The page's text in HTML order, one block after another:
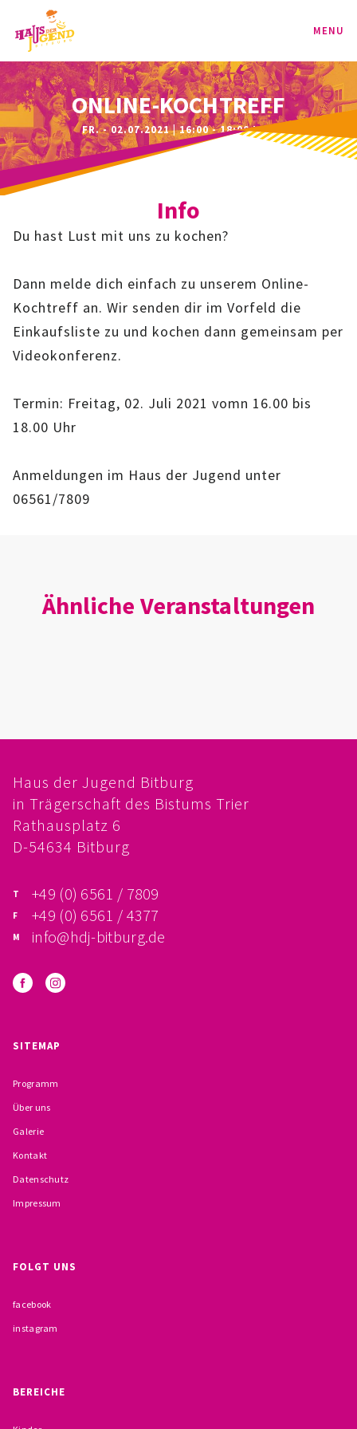
MENU
PROGRAMM
KINDER
JUGEND
BAG-CLASSIC
ROLLENSPIEL-AG
ÜBER UNS
FÖRDERVEREIN
PRAKTIKUM, FSJ
KONZEPTION
PRÄVENTION
INSTITUTIONELLES SCHUTZKONZEPT
VERHALTENSKODEX FÜR HAUPTAMTLICHE
ONLINE-KOCHTREFF
FR. - 02.07.2021 | 16:00 - 18:00 UHR
Info
Du hast Lust mit uns zu kochen?
Dann melde dich einfach zu unserem Online-
Kochtreff an. Wir senden dir im Vorfeld die
Einkaufsliste zu und kochen dann gemeinsam per
Videokonferenz.
Termin: Freitag, 02. Juli 2021 vomn 16.00 bis
18.00 Uhr
Anmeldungen im Haus der Jugend unter
06561/7809
Ähnliche Veranstaltungen
Haus der Jugend Bitburg
in Trägerschaft des Bistums Trier
Rathausplatz 6
D-54634 Bitburg
+49 (0) 6561 / 7809
+49 (0) 6561 / 4377
info@hdj-bitburg.de
SITEMAP
Programm
Über uns
Galerie
Kontakt
Datenschutz
Impressum
FOLGT UNS
facebook
instagram
BEREICHE